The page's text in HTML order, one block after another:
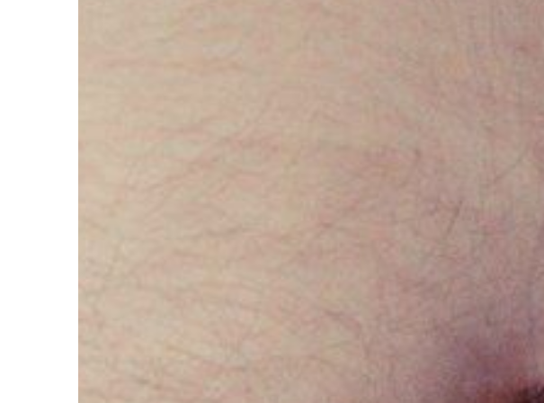
Jak skutecznie walczyć z cellulitem?
kompleksów i często stwarza […]